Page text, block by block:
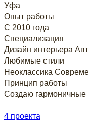
Уфа
Опыт работы
С 2010 года
Специализация
Дизайн интерьера
Любимые стили
Неоклассика
Принцип работы
Создаю гармоничные
4 проекта